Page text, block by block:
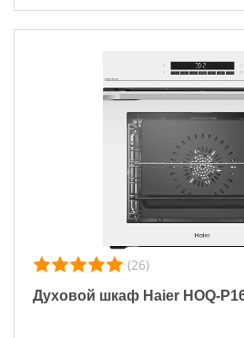
(26)
Духовой шкаф Haier HOQ-